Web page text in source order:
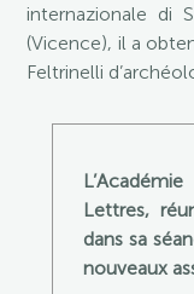
internazionale di
(Vicence), il a
Feltrinelli
Lettres,
dans sa
nouveaux